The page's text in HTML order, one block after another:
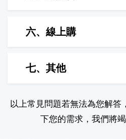
六、線上購
七、其他
以上常見問題若無法為您解答
下您的需求，我們將竭